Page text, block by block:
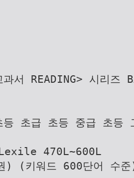
과서 READING> 시리즈
등 초급 초등 중급 초등
470L~600L
) (키워드 600단어 수